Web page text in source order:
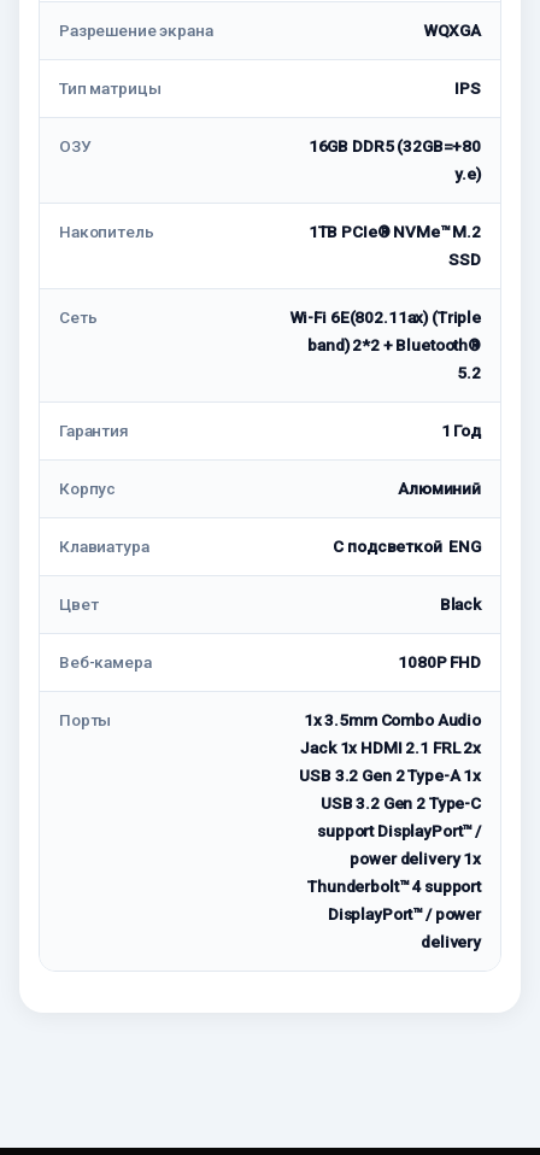
Разрешение экрана WQXGA
Тип матрицы IPS
ОЗУ
16GB DDR5 (32GB=+80
у.е)
Накопитель
1TB PCIe® NVMe™ M.2
SSD
Cеть
Wi-Fi 6E(802.11ax) (Triple
band) 2*2 + Bluetooth®
5.2
Гарантия 1 Год
Корпус Алюминий
Клавиатура С подсветкой ENG
Цвет Black
Веб-камера 1080P FHD
Порты
1x 3.5mm Combo Audio
Jack 1x HDMI 2.1 FRL 2x
USB 3.2 Gen 2 Type-A 1x
USB 3.2 Gen 2 Type-C
support DisplayPort™ /
power delivery 1x
Thunderbolt™ 4 support
DisplayPort™ / power
delivery